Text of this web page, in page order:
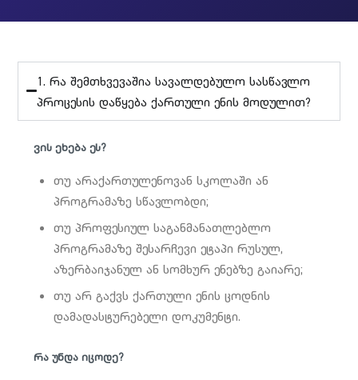
1. რა შემთხვევაშია სავალდებულო სასწავლო
პროცესის დაწყება ქართული ენის მოდულით?
ვის ეხება ეს?
თუ არაქართულენოვან სკოლაში ან
პროგრამაზე სწავლობდი;
თუ პროფესიულ საგანმანათლებლო
პროგრამაზე შესარჩევი ეტაპი რუსულ,
აზერბაიჯანულ ან სომხურ ენებზე გაიარე;
თუ არ გაქვს ქართული ენის ცოდნის
დამადასტურებელი დოკუმენტი.
რა უნდა იცოდე?